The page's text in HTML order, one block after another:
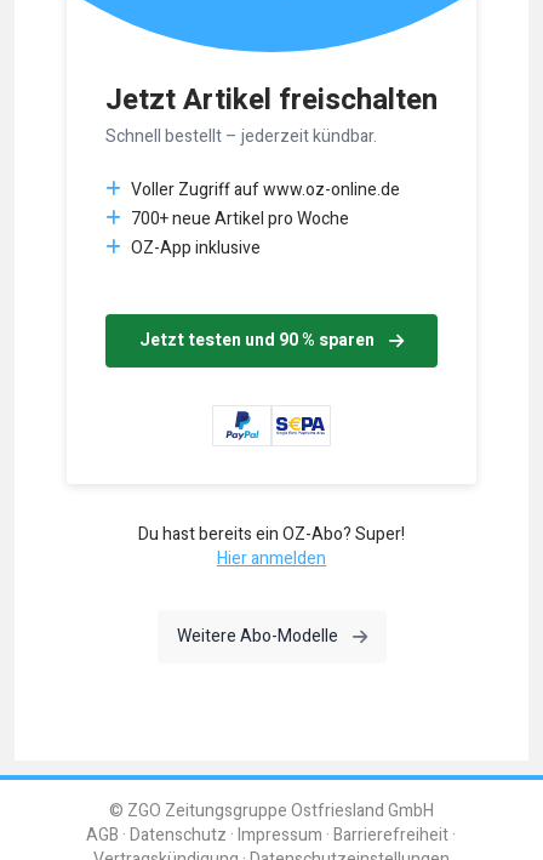
Jetzt Artikel freischalten
Schnell bestellt – jederzeit kündbar.
Voller Zugriff auf www.oz-online.de
700+ neue Artikel pro Woche
OZ-App inklusive
Jetzt testen und 90 % sparen
Du hast bereits ein OZ-Abo? Super!
Hier anmelden
Weitere Abo-Modelle
© ZGO Zeitungsgruppe Ostfriesland GmbH
AGB Datenschutz Impressum Barrierefreiheit